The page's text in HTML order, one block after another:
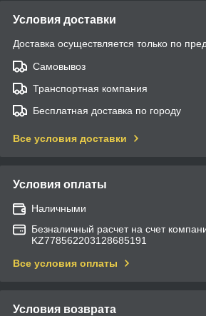
Условия доставки
Доставка осуществляется только по
Самовывоз
Транспортная компания
Бесплатная доставка по городу
Все условия доставки
Условия оплаты
Наличными
Безналичный расчет на счет
KZ778562203128685191
Все условия оплаты
Условия возврата